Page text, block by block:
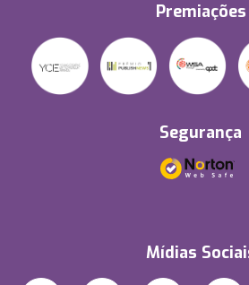
Premiações
Segurança
Mídias